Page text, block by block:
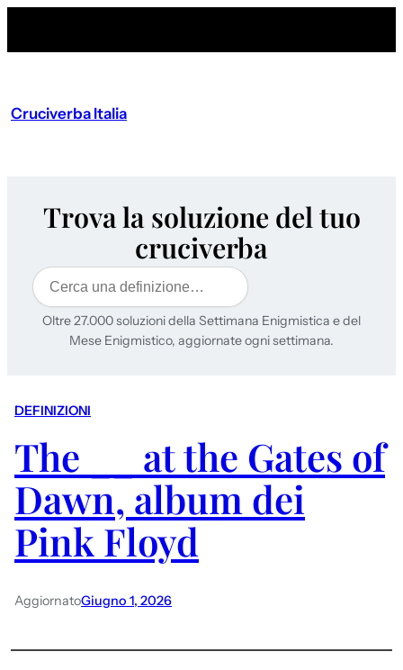
Cruciverba Italia
Trova la soluzione del tuo
cruciverba
Cerca
Oltre 27.000 soluzioni della Settimana Enigmistica e del
Mese Enigmistico, aggiornate ogni settimana.
DEFINIZIONI
The __ at the Gates of
Dawn, album dei
Pink Floyd
AggiornatoGiugno 1, 2026